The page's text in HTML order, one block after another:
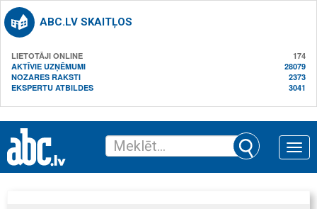
ABC.LV SKAITĻOS
LIETOTĀJI ONLINE
174
AKTĪVIE UZŅĒMUMI
28079
NOZARES RAKSTI
2373
EKSPERTU ATBILDES
3041
Toggle